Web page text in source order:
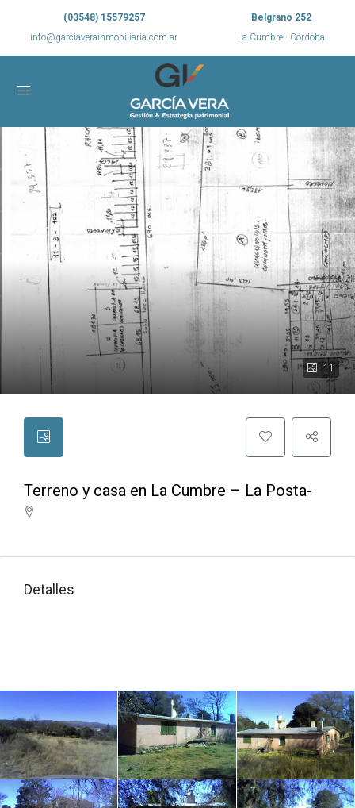
(03548) 15579257
info@garciaverainmobiliaria.com.ar
Belgrano 252
La Cumbre · Córdoba
11
Terreno y casa en La Cumbre – La Posta-
Detalles